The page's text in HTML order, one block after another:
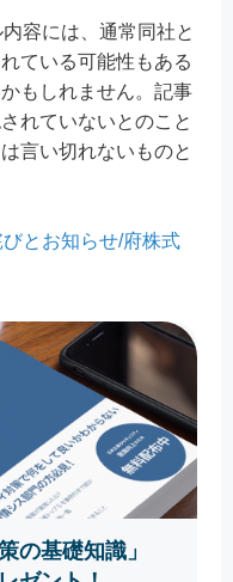
容には、通常同社と
ている可能性もある
もしれません。記事
れていないとのこと
言い切れないものと
とお知らせ/府株式
の基礎知識」